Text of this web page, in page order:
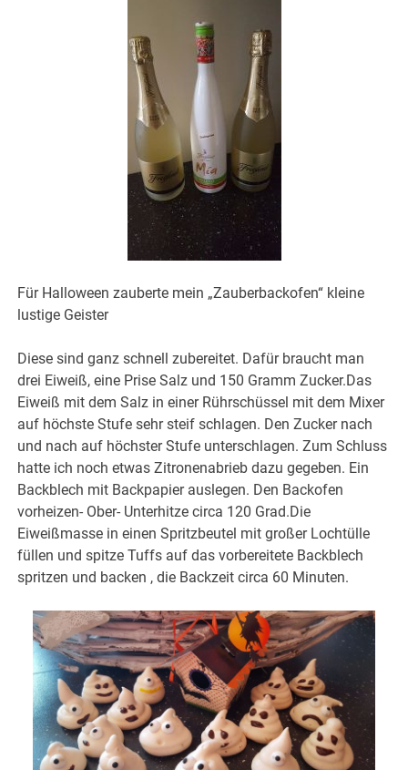
Für Halloween zauberte mein „Zauberbackofen“ kleine
lustige Geister
Diese sind ganz schnell zubereitet. Dafür braucht man
drei Eiweiß, eine Prise Salz und 150 Gramm Zucker.Das
Eiweiß mit dem Salz in einer Rührschüssel mit dem Mixer
auf höchste Stufe sehr steif schlagen. Den Zucker nach
und nach auf höchster Stufe unterschlagen. Zum Schluss
hatte ich noch etwas Zitronenabrieb dazu gegeben. Ein
Backblech mit Backpapier auslegen. Den Backofen
vorheizen- Ober- Unterhitze circa 120 Grad.Die
Eiweißmasse in einen Spritzbeutel mit großer Lochtülle
füllen und spitze Tuffs auf das vorbereitete Backblech
spritzen und backen , die Backzeit circa 60 Minuten.